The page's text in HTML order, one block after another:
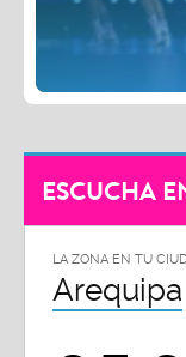
ESCUCHA
LA ZONA EN TU
Arequipa